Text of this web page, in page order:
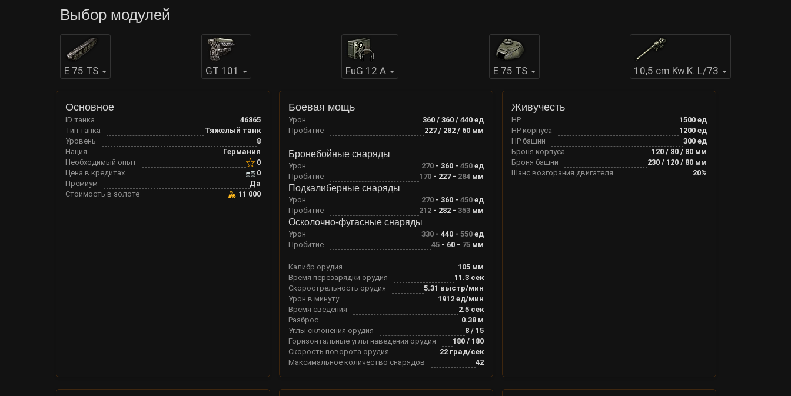
Выбор модулей
E 75 TS GT 101 FuG 12 A E 75 TS 10,5 cm Kw.K. L/73
Основное
ID танка
46865
Тип танка
Тяжелый танк
Уровень
8
Нация
Германия
Необходимый опыт
0
Цена в кредитах
0
Премиум
Да
Стоимость в золоте
11 000
Боевая мощь
Урон 360 / 360 / 440ед
Пробитие
227 / 282 / 60 мм
Бронебойные снаряды
Урон 270 -360 -450 ед
Пробитие
170 - 227- 284 мм
Подкалиберные снаряды
Урон 270 -360 -450 ед
Пробитие
212 - 282 -353 мм
Осколочно-фугасные снаряды
Урон 330 -440 -550 ед
Пробитие
45 - 60 - 75 мм
Калибр орудия 105 мм
Время перезарядки орудия
11.3 сек
Скорострельность орудия
5.31 выстр/мин
Урон в минуту
1912 ед/мин
Время сведения
2.5 сек
Разброс
0.38 м
Углы склонения орудия
8 / 15
Горизонтальные углы наведения орудия
180 / 180
Скорость поворота орудия
22 град/сек
Максимальное количество снарядов
42
Живучесть
HP 1500 ед
HP корпуса
1200 ед
HP башни
300 ед
Броня корпуса
120 / 80 / 80 мм
Броня башни
230/ 120/ 80 мм
Шанс возгорания двигателя
20%